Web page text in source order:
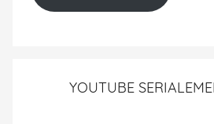
YOUTUBE